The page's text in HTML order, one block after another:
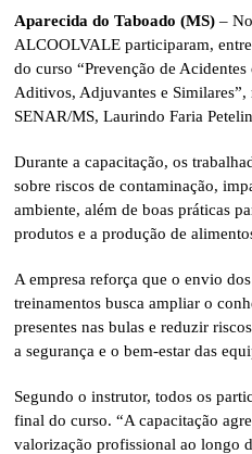
Aparecida do Taboado (MS) –
ALCOOLVALE participaram,
do curso “Prevenção de
Aditivos, Adjuvantes e
SENAR/MS, Laurindo Faria
Durante a capacitação, os
sobre riscos de contaminação,
ambiente, além de boas práticas
produtos e a produção de
A empresa reforça que o envio
treinamentos busca ampliar o
presentes nas bulas e reduzir
a segurança e o bem-estar das
Segundo o instrutor, todos os
final do curso. “A capacitação
valorização profissional ao longo